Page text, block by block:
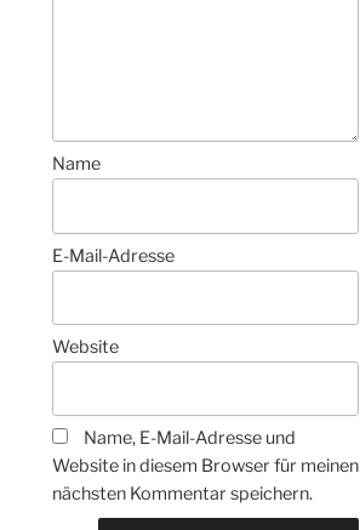
Name
E-Mail-Adresse
Website
Name, E-Mail-Adresse und
Website in diesem Browser für meinen
nächsten Kommentar speichern.